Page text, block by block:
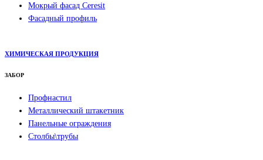
Мокрый фасад Ceresit
Фасадный профиль
ХИМИЧЕСКАЯ ПРОДУКЦИЯ
ЗАБОР
Профнастил
Металлический штакетник
Панельные ограждения
Столбы\трубы